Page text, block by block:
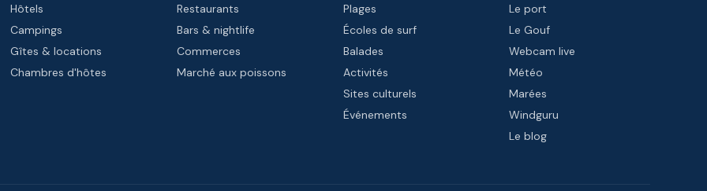
Hôtels
Campings
Gîtes & locations
Chambres d'hôtes
Restaurants
Bars & nightlife
Commerces
Marché aux poissons
Plages
Écoles de surf
Balades
Activités
Sites culturels
Événements
Le port
Le Gouf
Webcam live
Météo
Marées
Windguru
Le blog